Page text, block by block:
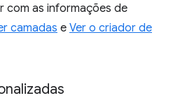
com as informações de
camadas e Ver o criador de